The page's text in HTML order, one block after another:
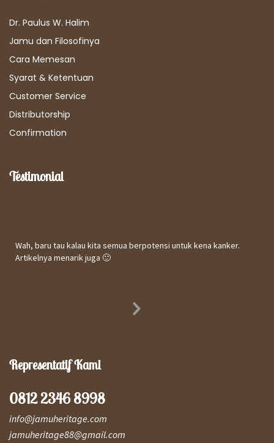
Dr. Paulus W. Halim
Jamu dan Filosofinya
Cara Memesan
Syarat & Ketentuan
Customer Service
Distributorship
Confirmation
Testimonial
Wah, baru tau kalau kita semua berpotensi untuk kena kanker.
Artikelnya menarik juga 🙂
Representatif Kami
0812 2346 8998
info@jamuheritage.com
jamuheritage88@gmail.com